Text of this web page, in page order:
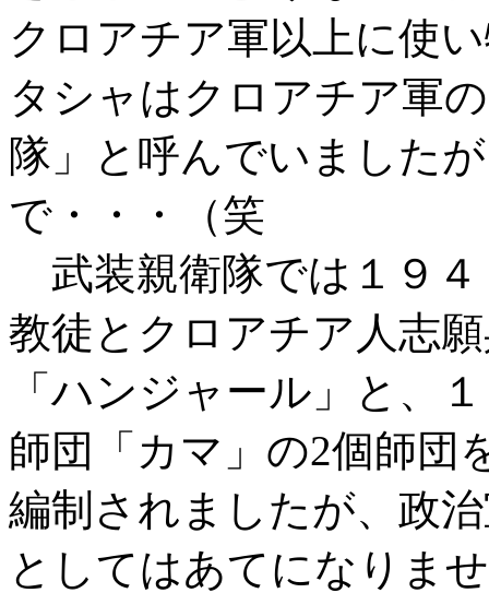
クロアチア軍以上に使
タシャはクロアチア軍
隊」と呼んでいました
で・・・（笑
武装親衛隊では１９
教徒とクロアチア人志
「ハンジャール」と、
師団「カマ」の2個師団
編制されましたが、政
としてはあてになりま